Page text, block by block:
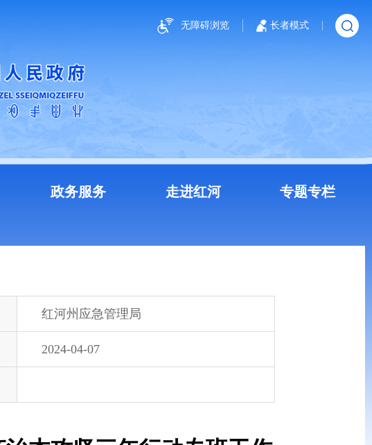
无障碍浏览 长者模式
政务服务 走进红河 专题专栏
红河州应急管理局
2024-04-07